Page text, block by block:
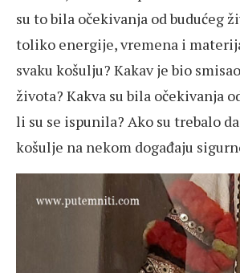
su to bila očekivanja od budućeg
toliko energije, vremena i
svaku košulju? Kakav je bio
života? Kakva su bila očekivanja
li su se ispunila? Ako su trebalo
košulje na nekom događaju